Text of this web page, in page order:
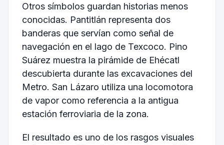
Otros símbolos guardan historias menos
conocidas. Pantitlán representa dos
banderas que servían como señal de
navegación en el lago de Texcoco. Pino
Suárez muestra la pirámide de Ehécatl
descubierta durante las excavaciones del
Metro. San Lázaro utiliza una locomotora
de vapor como referencia a la antigua
estación ferroviaria de la zona.
El resultado es uno de los rasgos visuales